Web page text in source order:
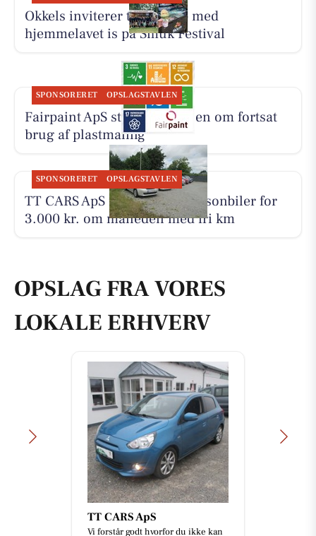
Okkels inviterer til pit stop med
hjemmelavet is på Smuk Festival
SPONSORERET OPSLAGSTAVLEN
Fairpaint ApS starter samtalen om fortsat
brug af plastmaling
SPONSORERET OPSLAGSTAVLEN
TT CARS ApS udlejer små personbiler for
3.000 kr. om måneden med fri km
OPSLAG FRA VORES
LOKALE ERHVERV
TT CARS ApS
Vi forstår godt hvorfor du ikke kan